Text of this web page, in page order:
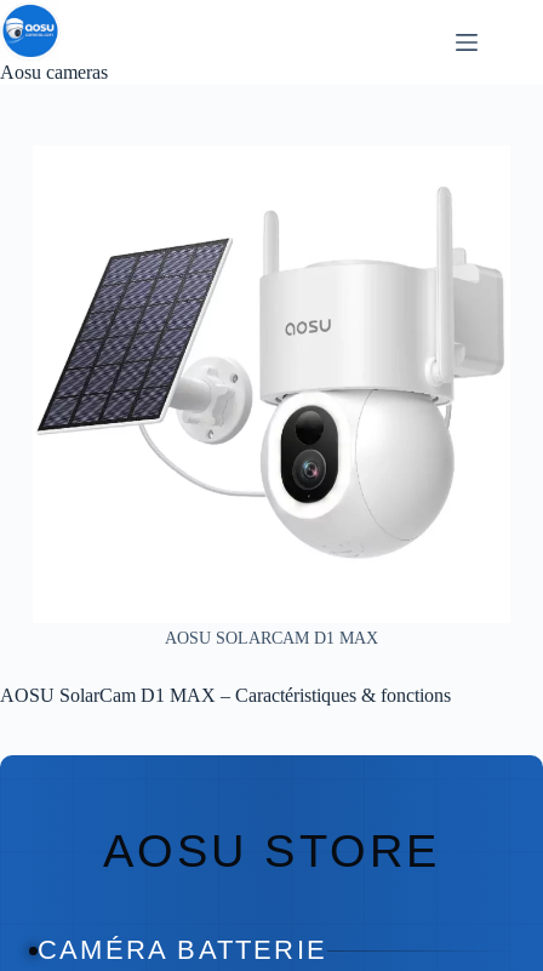
Passer
au
contenu
Aosu cameras
AOSU SOLARCAM D1 MAX
AOSU SolarCam D1 MAX – Caractéristiques & fonctions
AOSU STORE
CAMÉRA BATTERIE